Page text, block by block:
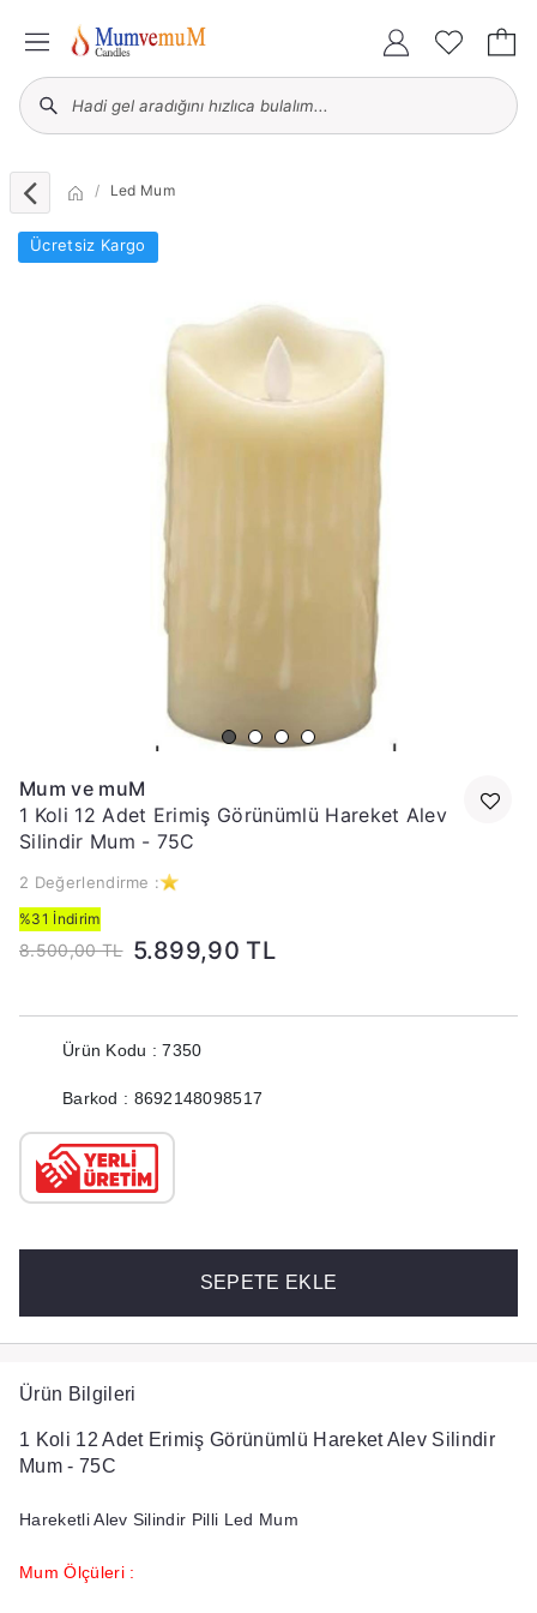
Led Mum
Ücretsiz Kargo
Mum ve muM
1 Koli 12 Adet Erimiş Görünümlü Hareket Alev
Silindir Mum - 75C
2 Değerlendirme :
%31 İndirim
8.500,00 TL 5.899,90 TL
Ürün Kodu : 7350
Barkod : 8692148098517
SEPETE EKLE
Ürün Bilgileri
1 Koli 12 Adet Erimiş Görünümlü Hareket Alev Silindir
Mum - 75C
Hareketli Alev Silindir Pilli Led Mum
Mum Ölçüleri :